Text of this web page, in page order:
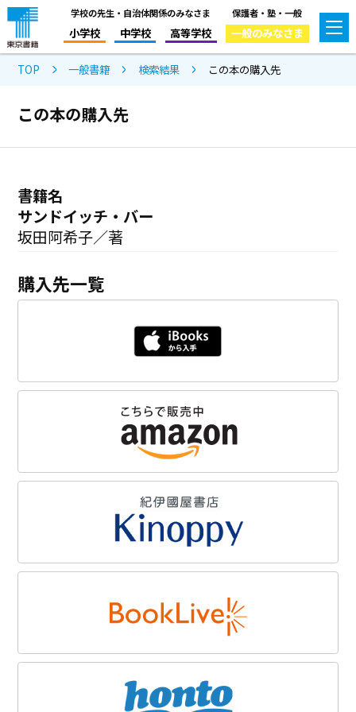
学校の先生・自治体関係のみなさま
小学校 中学校 高等学校
保護者・塾・一般
一般のみなさま
TOP 一般書籍 検索結果 この本の購入先
この本の購入先
書籍名
サンドイッチ・バー
坂田阿希子／著
購入先一覧